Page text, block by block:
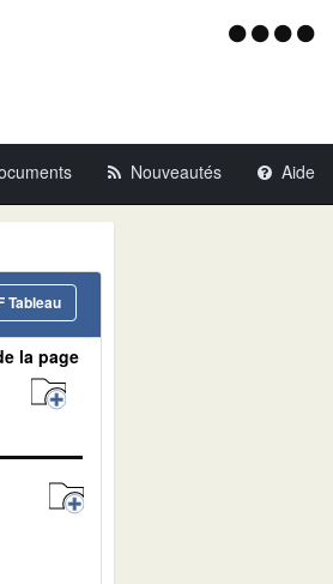
Menu
Nouveautés Aide
Tableau
la page